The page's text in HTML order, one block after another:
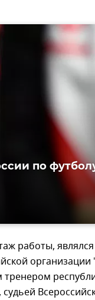
по
работы,
организации